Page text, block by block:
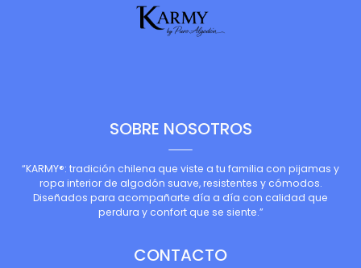
SOBRE NOSOTROS
“KARMY®: tradición chilena que viste a tu familia con pijamas y
ropa interior de algodón suave, resistentes y cómodos.
Diseñados para acompañarte día a día con calidad que
perdura y confort que se siente.”
CONTACTO